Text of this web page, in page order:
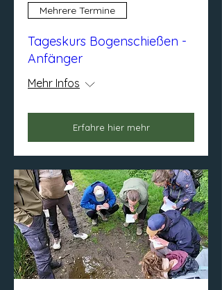
Mehrere Termine
Tageskurs Bogenschießen -
Anfänger
Mehr Infos
Erfahre hier mehr